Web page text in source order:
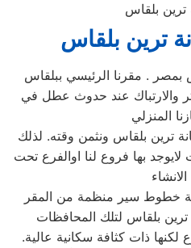
ترين بلقاس
ترين بلقاس‏
بمصر . مقرنا الرئيسي ببلقاس‏
والارتباك عند حدوث عطل في
بها فروع لنا اوالفرع تحت
خطوط سير منظمة من المقر
لكنها ذات كثافة سكانية عالية.